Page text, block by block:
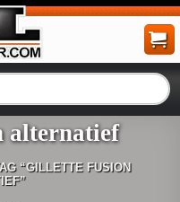
alternatief
“GILLETTE FUSION